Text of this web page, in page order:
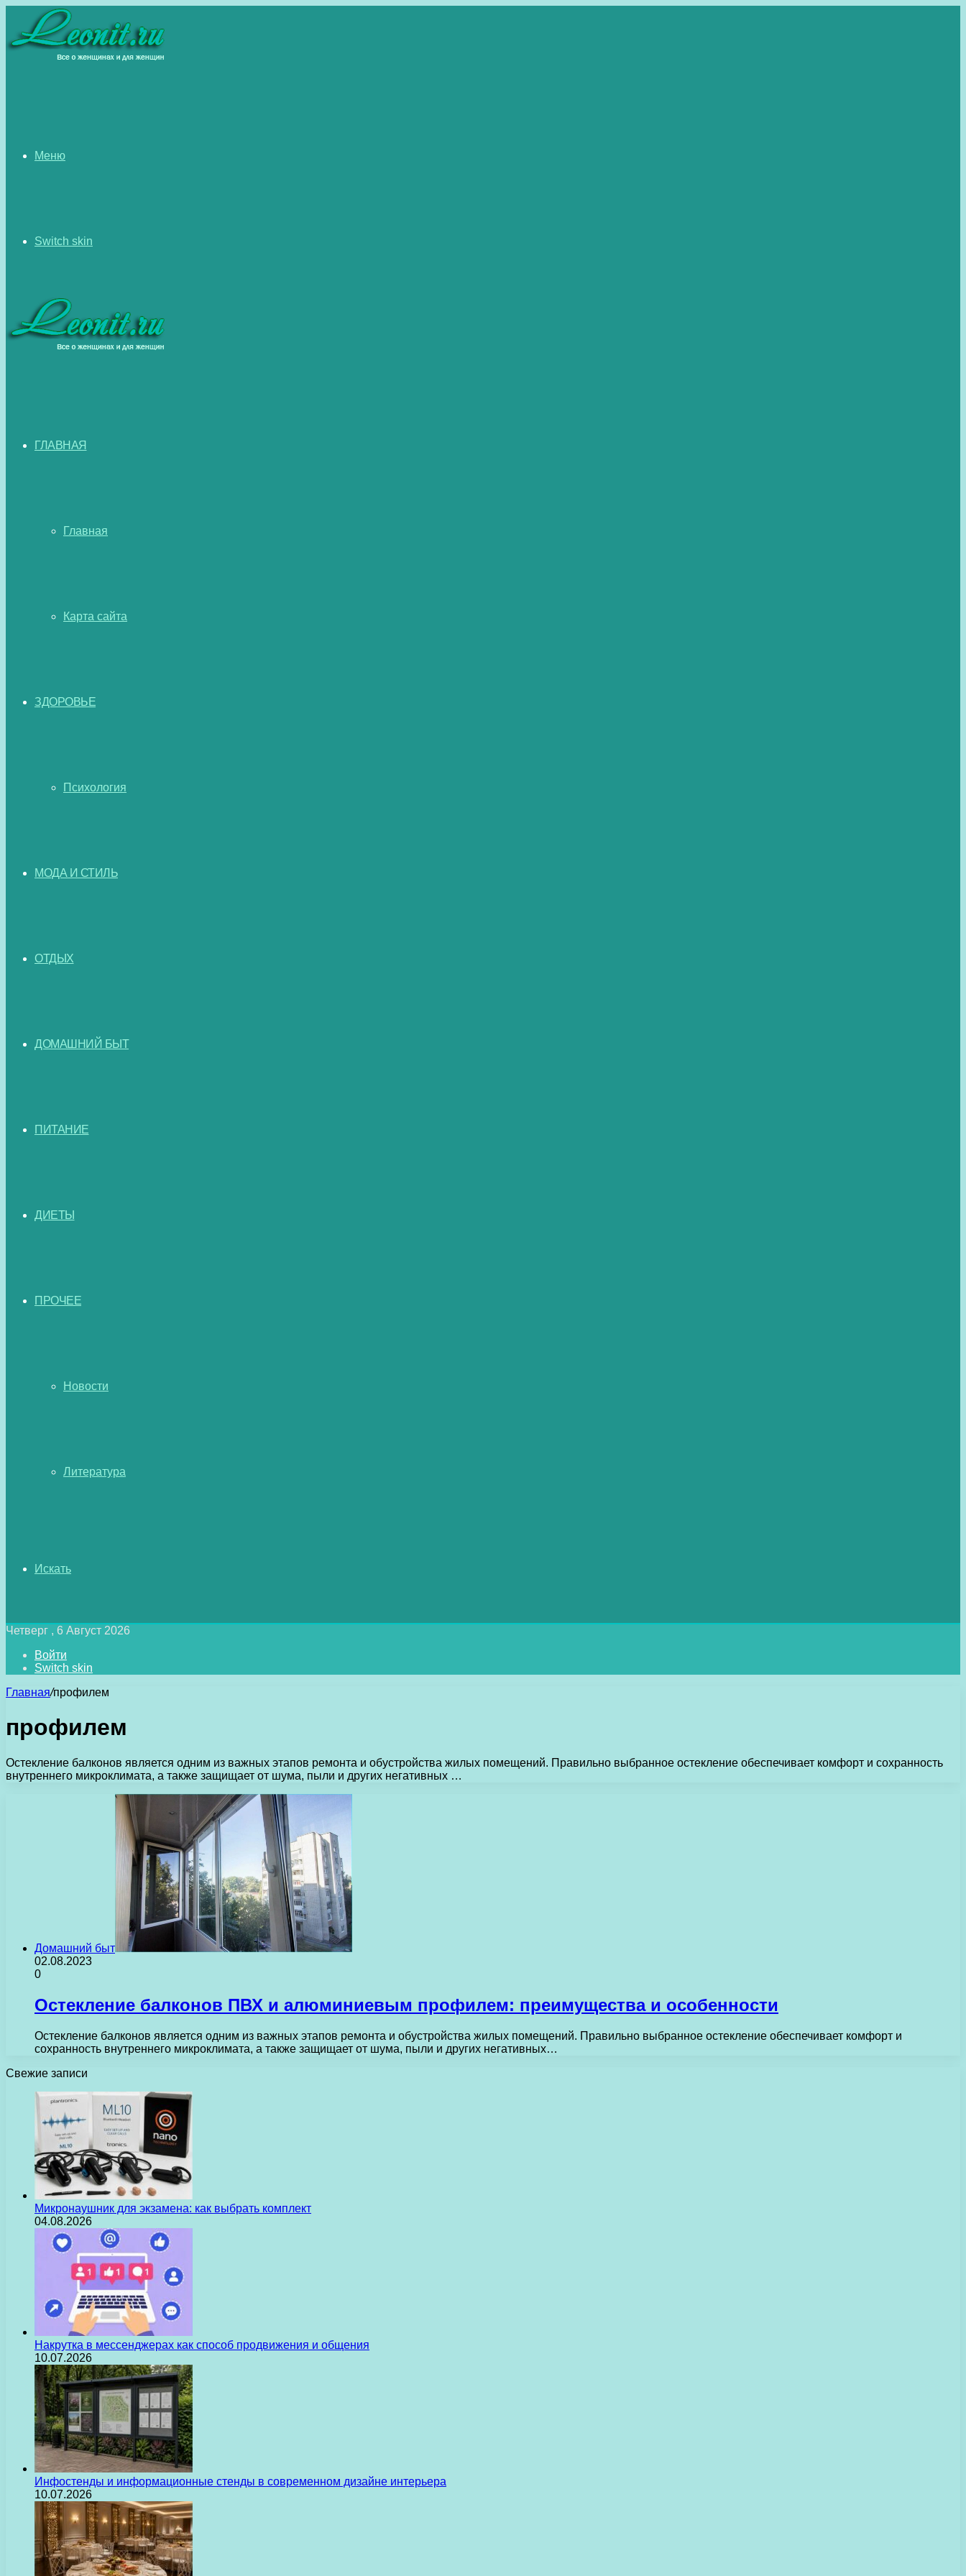
Меню
Switch skin
ГЛАВНАЯ
Главная
Карта сайта
ЗДОРОВЬЕ
Психология
МОДА И СТИЛЬ
ОТДЫХ
ДОМАШНИЙ БЫТ
ПИТАНИЕ
ДИЕТЫ
ПРОЧЕЕ
Новости
Литература
Искать
Четверг , 6 Август 2026
Войти
Switch skin
Главная/профилем
профилем
Остекление балконов является одним из важных этапов ремонта и обустройства жилых помещений. Правильно выбранное остекление обеспечивает комфорт и сохранность
внутреннего микроклимата, а также защищает от шума, пыли и других негативных …
Домашний быт
02.08.2023
0
Остекление балконов ПВХ и алюминиевым профилем: преимущества и особенности
Остекление балконов является одним из важных этапов ремонта и обустройства жилых помещений. Правильно выбранное остекление обеспечивает комфорт и
сохранность внутреннего микроклимата, а также защищает от шума, пыли и других негативных…
Свежие записи
Микронаушник для экзамена: как выбрать комплект
04.08.2026
Накрутка в мессенджерах как способ продвижения и общения
10.07.2026
Инфостенды и информационные стенды в современном дизайне интерьера
10.07.2026